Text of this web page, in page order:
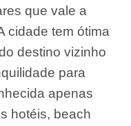
que vale a
cidade tem ótima
destino vizinho
para
apenas
hotéis, beach